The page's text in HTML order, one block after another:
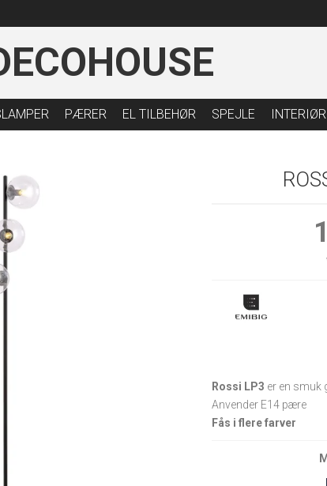
PÆRER EL TILBEHØR SPEJLE INTERIØR
Rossi LP3 er en smuk
Anvender E14 pære
Fås i flere farver